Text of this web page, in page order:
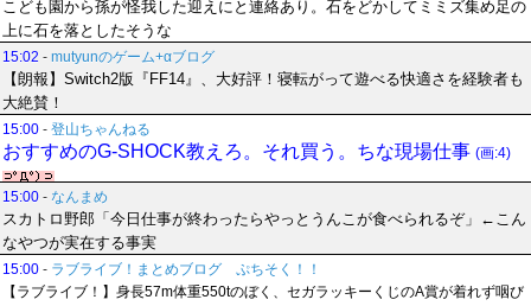
こども園から孫が怪我した迎えにと連絡あり。石をどかしてミミズ集め足の
上に石を落としたそうな
15:02 - mutyunのゲーム+αブログ
【朗報】Switch2版『FF14』、大好評！寝転がって遊べる快適さを経験者も
大絶賛！
15:00 - 登山ちゃんねる
おすすめのG-SHOCK教えろ。それ買う。ちな現場仕事 (画:4)
15:00 - なんまめ
スカトロ野郎「今日仕事が終わったらやっとうんこが食べられるぞ」←こん
なやつが実在する事実
15:00 - ラブライブ！まとめブログ ぷちそく！！
【ラブライブ！】身長57m体重550tのぼく、セガラッキーくじのA賞が着れず咽び